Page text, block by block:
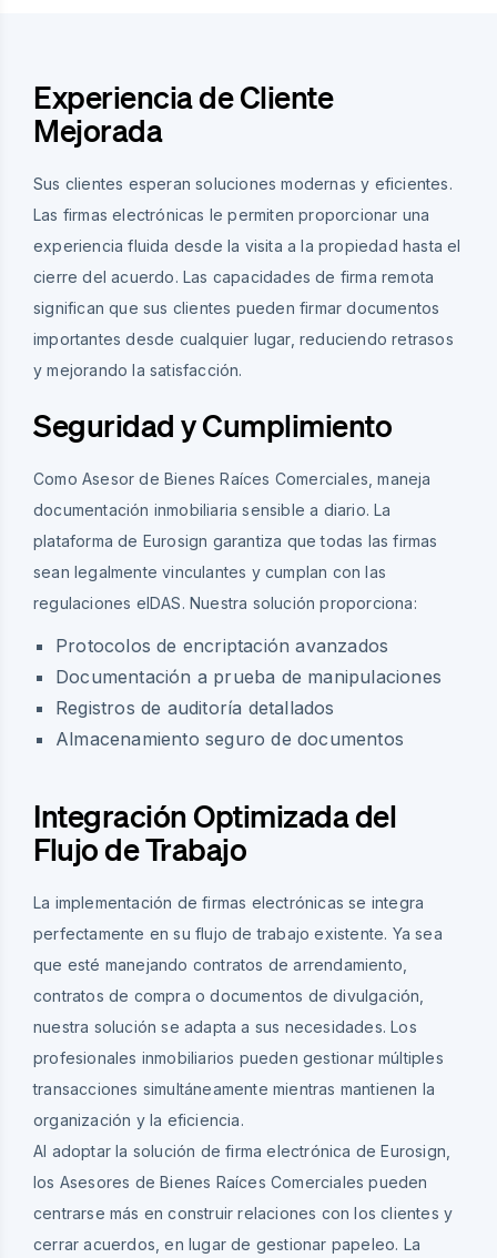
Experiencia de Cliente
Mejorada
Sus clientes esperan soluciones modernas y eficientes.
Las firmas electrónicas le permiten proporcionar una
experiencia fluida desde la visita a la propiedad hasta el
cierre del acuerdo. Las capacidades de firma remota
significan que sus clientes pueden firmar documentos
importantes desde cualquier lugar, reduciendo retrasos
y mejorando la satisfacción.
Seguridad y Cumplimiento
Como Asesor de Bienes Raíces Comerciales, maneja
documentación inmobiliaria sensible a diario. La
plataforma de Eurosign garantiza que todas las firmas
sean legalmente vinculantes y cumplan con las
regulaciones eIDAS. Nuestra solución proporciona:
Protocolos de encriptación avanzados
Documentación a prueba de manipulaciones
Registros de auditoría detallados
Almacenamiento seguro de documentos
Integración Optimizada del
Flujo de Trabajo
La implementación de firmas electrónicas se integra
perfectamente en su flujo de trabajo existente. Ya sea
que esté manejando contratos de arrendamiento,
contratos de compra o documentos de divulgación,
nuestra solución se adapta a sus necesidades. Los
profesionales inmobiliarios pueden gestionar múltiples
transacciones simultáneamente mientras mantienen la
organización y la eficiencia.
Al adoptar la solución de firma electrónica de Eurosign,
los Asesores de Bienes Raíces Comerciales pueden
centrarse más en construir relaciones con los clientes y
cerrar acuerdos, en lugar de gestionar papeleo. La